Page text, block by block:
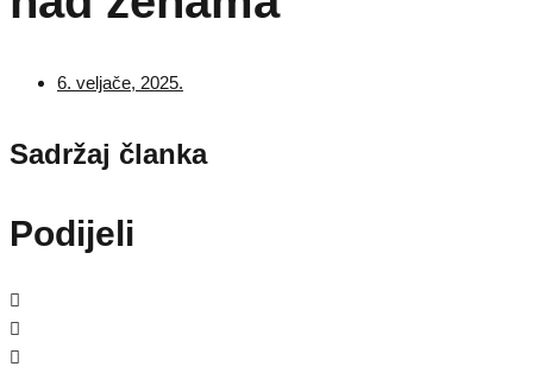
6. veljače, 2025.
Sadržaj članka
Podijeli